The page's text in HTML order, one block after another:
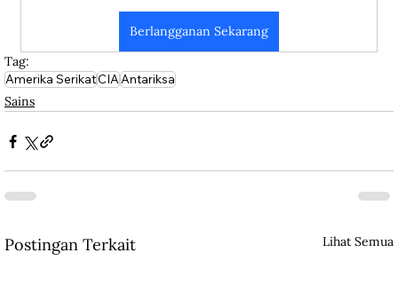
Berlangganan Sekarang
Tag:
Amerika SerikatCIAAntariksa
Sains
Postingan Terkait Lihat Semua